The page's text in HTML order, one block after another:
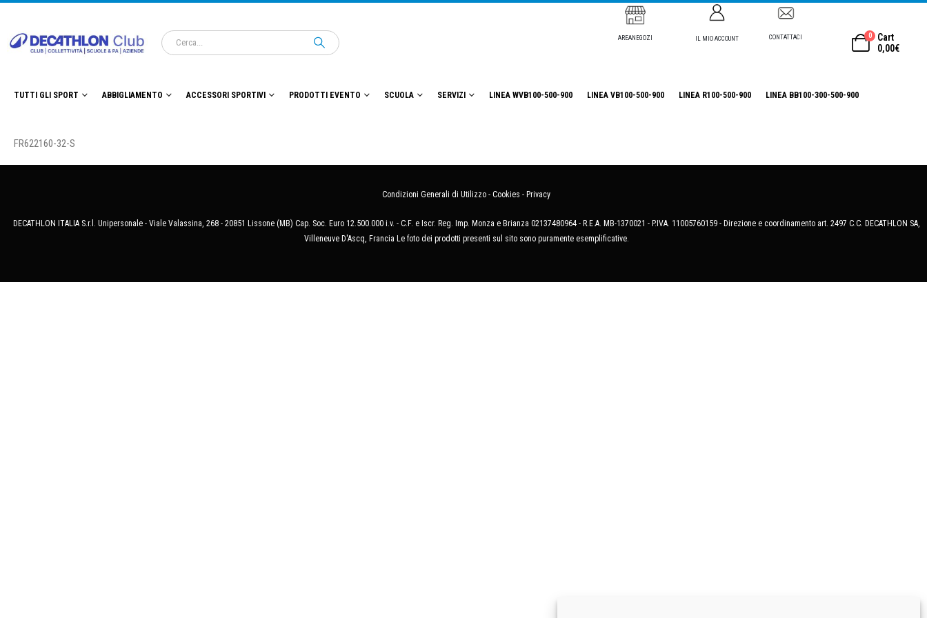
AREANEGOZI IL MIO ACCOUNT CONTATTACI 0
Cart
0,00€
TUTTI GLI SPORT ABBIGLIAMENTO ACCESSORI SPORTIVI PRODOTTI EVENTO SCUOLA SERVIZI LINEA WVB100-500-900 LINEA VB100-500-900 LINEA R100-500-900 LINEA BB100-300-500-900
FR622160-32-S
Condizioni Generali di Utilizzo - Cookies - Privacy
DECATHLON ITALIA S.r.l. Unipersonale - Viale Valassina, 268 - 20851 Lissone (MB) Cap. Soc. Euro 12.500.000 i.v. - C.F. e Iscr. Reg. Imp. Monza e Brianza 02137480964 - R.E.A. MB-1370021 - P.IVA. 11005760159 - Direzione e coordinamento art. 2497 C.C. DECATHLON SA,
Villeneuve D'Ascq, Francia Le foto dei prodotti presenti sul sito sono puramente esemplificative.